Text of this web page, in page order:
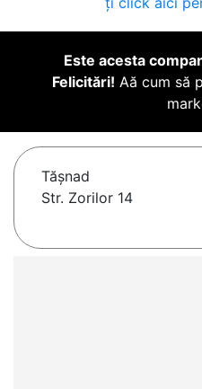
Este acesta
Felicitări! Aă cum să
Tăşnad
Str. Zorilor 14